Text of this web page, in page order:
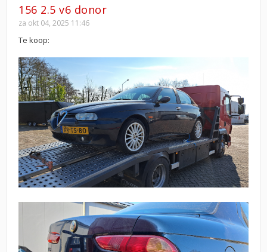
156 2.5 v6 donor
za okt 04, 2025 11:46
Te koop: